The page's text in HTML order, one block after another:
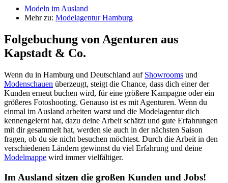
Modeln im Ausland
Mehr zu: Modelagentur Hamburg
Folgebuchung von Agenturen aus
Kapstadt & Co.
Wenn du in Hamburg und Deutschland auf Showrooms und
Modenschauen überzeugt, steigt die Chance, dass dich einer der
Kunden erneut buchen wird, für eine größere Kampagne oder ein
größeres Fotoshooting. Genauso ist es mit Agenturen. Wenn du
einmal im Ausland arbeiten warst und die Modelagentur dich
kennengelernt hat, dazu deine Arbeit schätzt und gute Erfahrungen
mit dir gesammelt hat, werden sie auch in der nächsten Saison
fragen, ob du sie nicht besuchen möchtest. Durch die Arbeit in den
verschiedenen Ländern gewinnst du viel Erfahrung und deine
Modelmappe wird immer vielfältiger.
Im Ausland sitzen die großen Kunden und Jobs!